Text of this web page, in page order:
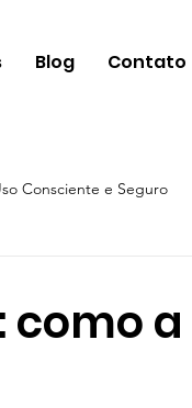
Blog Contato
Consciente e Seguro
como a